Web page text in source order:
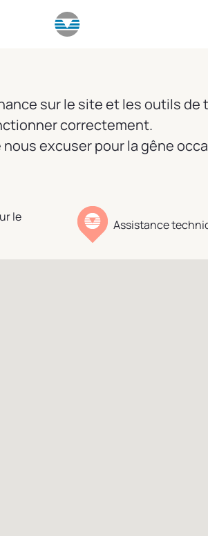
sur le site et les outils
correctement.
excuser pour la gêne
le
Assistance